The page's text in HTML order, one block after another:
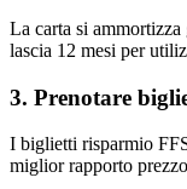
La carta si
lascia 12 mesi per
3. Prenotare
I biglietti risparmio
miglior rapporto